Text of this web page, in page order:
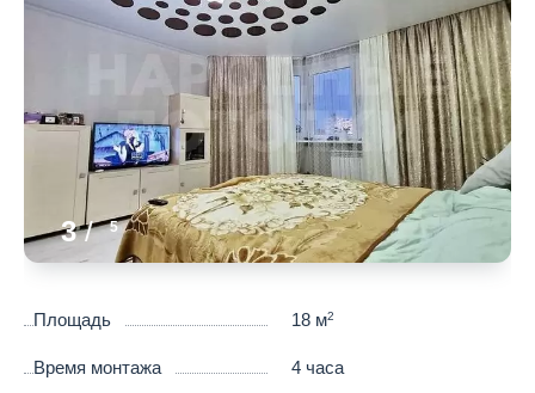
3/ 5
Площадь 18 м2
Время монтажа 4 часа